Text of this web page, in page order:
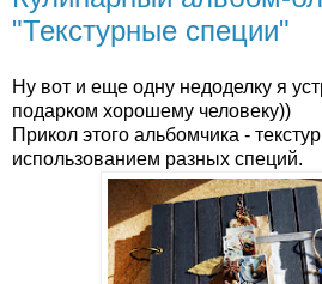
"Текстурные специи"
Ну вот и еще одну недоделку я
подарком хорошему человеку))
Прикол этого альбомчика -
использованием разных специй.